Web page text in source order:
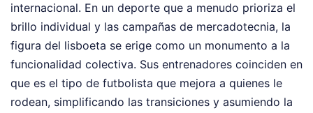
internacional. En un deporte que a menudo prioriza el
brillo individual y las campañas de mercadotecnia, la
figura del lisboeta se erige como un monumento a la
funcionalidad colectiva. Sus entrenadores coinciden en
que es el tipo de futbolista que mejora a quienes le
rodean, simplificando las transiciones y asumiendo la